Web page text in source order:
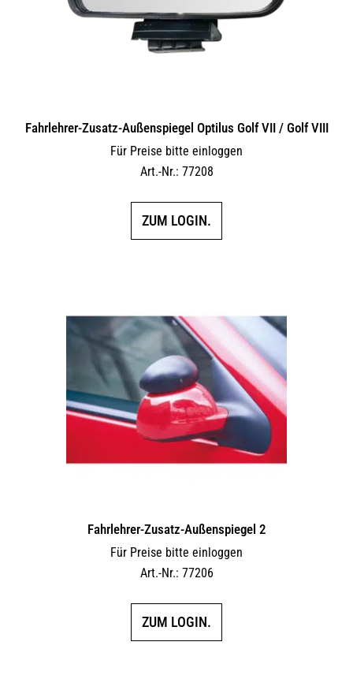
Fahrlehrer-Zusatz-Außen­spiegel Optilus Golf VII / Golf VIII
Für Preise bitte einloggen
Art.-Nr.: 77208
ZUM LOGIN.
Fahrlehrer-Zusatz-Außen­spiegel 2
Für Preise bitte einloggen
Art.-Nr.: 77206
ZUM LOGIN.